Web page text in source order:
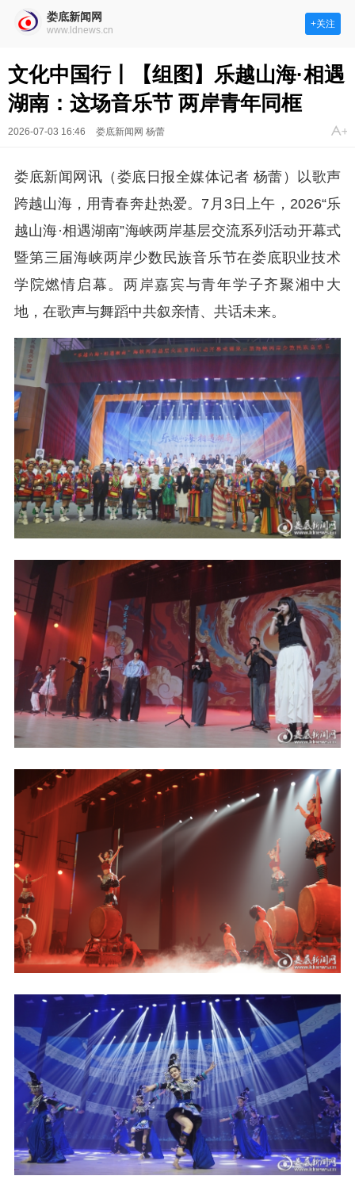
娄底新闻网
www.ldnews.cn
+关注
文化中国行丨【组图】乐越山海·相遇
湖南：这场音乐节 两岸青年同框
2026-07-03 16:46 娄底新闻网 杨蕾
娄底新闻网讯（娄底日报全媒体记者 杨蕾）以歌声
跨越山海，用青春奔赴热爱。7月3日上午，2026“乐
越山海·相遇湖南”海峡两岸基层交流系列活动开幕式
暨第三届海峡两岸少数民族音乐节在娄底职业技术
学院燃情启幕。两岸嘉宾与青年学子齐聚湘中大
地，在歌声与舞蹈中共叙亲情、共话未来。